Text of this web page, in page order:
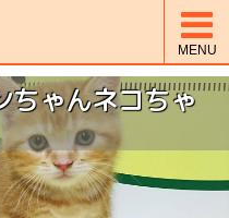

MENU
ちゃんネコちゃ